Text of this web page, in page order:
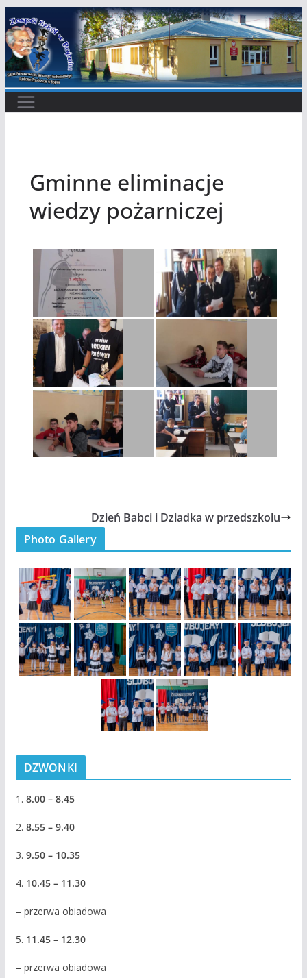
Przejdź
do
treści
Gminne eliminacje
wiedzy pożarniczej
Dzień Babci i Dziadka w przedszkolu
Photo Gallery
DZWONKI
1. 8.00 – 8.45
2. 8.55 – 9.40
3. 9.50 – 10.35
4. 10.45 – 11.30
– przerwa obiadowa
5. 11.45 – 12.30
– przerwa obiadowa